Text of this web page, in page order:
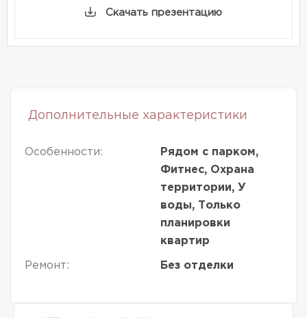
Скачать презентацию
Дополнительные характеристики
Особенности:
Рядом с парком,
Фитнес, Охрана
территории, У
воды, Только
планировки
квартир
Ремонт: Без отделки